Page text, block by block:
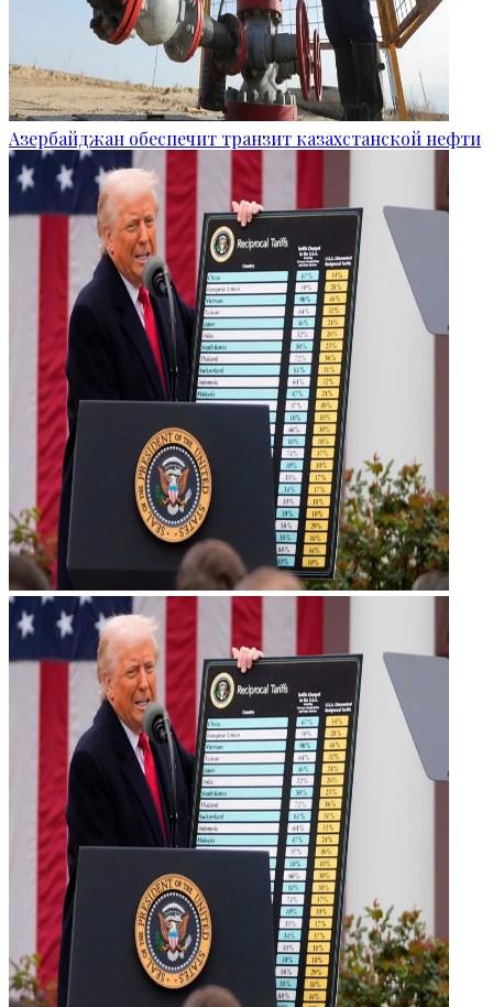
Азербайджан обеспечит транзит казахстанской нефти